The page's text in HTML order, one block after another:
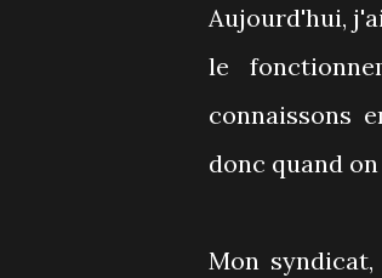
Aujourd'hui,
le
connaissons
donc quand
Mon